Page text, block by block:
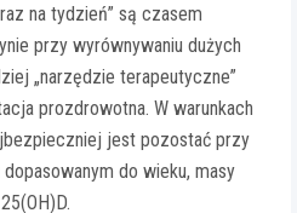
na tydzień” są czasem
przy wyrównywaniu dużych
„narzędzie terapeutyczne”
prozdrowotna. W warunkach
jest pozostać przy
dopasowanym do wieku, masy